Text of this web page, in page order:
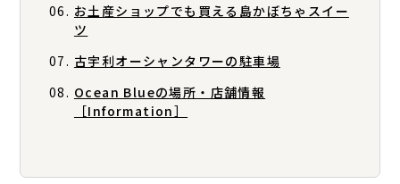
お土産ショップでも買える島かぼちゃスイー
ツ
古宇利オーシャンタワーの駐車場
Ocean Blueの場所・店舗情報
［Information］